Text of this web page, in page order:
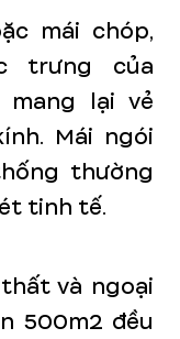
mái chóp,
trưng của
mang lại vẻ
Mái ngói
thường
tinh tế.
và ngoại
500m2 đều